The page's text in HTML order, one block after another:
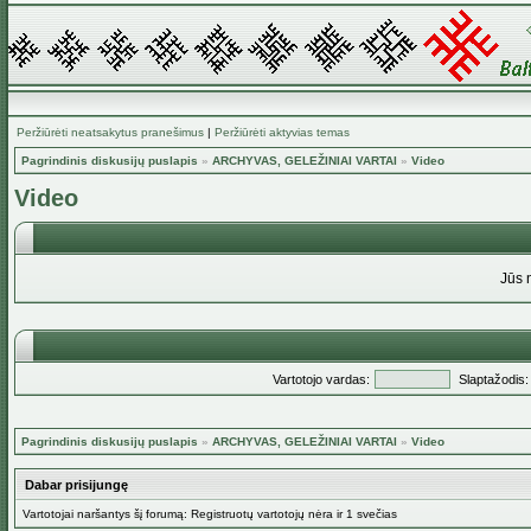
Peržiūrėti neatsakytus pranešimus | Peržiūrėti aktyvias temas
Pagrindinis diskusijų puslapis » ARCHYVAS, GELEŽINIAI VARTAI » Video
Video
Jūs
Vartotojo vardas: Slaptažodis:
Pagrindinis diskusijų puslapis » ARCHYVAS, GELEŽINIAI VARTAI » Video
Dabar prisijungę
Vartotojai naršantys šį forumą: Registruotų vartotojų nėra ir 1 svečias